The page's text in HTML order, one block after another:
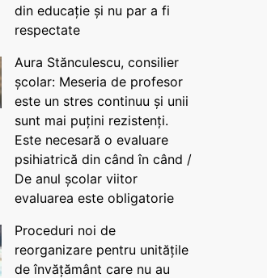
din educație și nu par a fi
respectate
Aura Stănculescu, consilier
școlar: Meseria de profesor
este un stres continuu și unii
sunt mai puțini rezistenți.
Este necesară o evaluare
psihiatrică din când în când /
De anul școlar viitor
evaluarea este obligatorie
Proceduri noi de
reorganizare pentru unitățile
de învățământ care nu au